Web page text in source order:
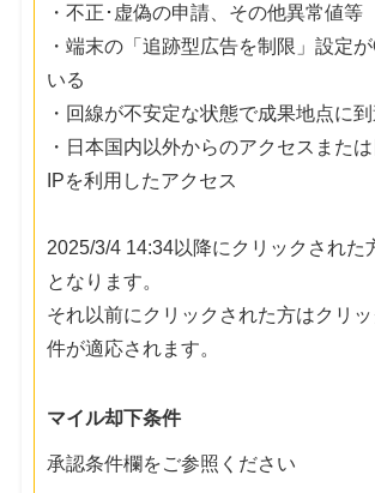
・不正･虚偽の申請、その他異常値等
・端末の「追跡型広告を制限」設定
いる
・回線が不安定な状態で成果地点に
・日本国内以外からのアクセスまた
IPを利用したアクセス
2025/3/4 14:34以降にクリックされた
となります。
それ以前にクリックされた方はクリ
件が適応されます。
マイル却下条件
承認条件欄をご参照ください